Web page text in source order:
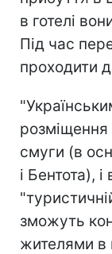
в готелі
Під час
проходити
розміщення
смуги (в
і Бентота),
зможуть
жителями в